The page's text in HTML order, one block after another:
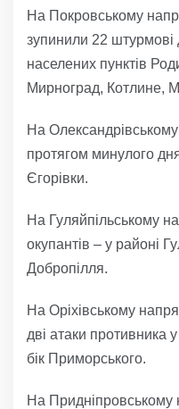
На Покровському
зупинили 22 штурмові
населених пунктів
Мирноград, Котлине,
На
протягом минулого
Єгорівки.
На Гуляйпільському
окупантів – у районі
Добропілля.
На Оріхівському
дві атаки противника
бік Приморського.
На Придніпровському